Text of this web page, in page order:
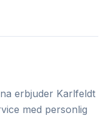
erbjuder Karlfeldt
med personlig